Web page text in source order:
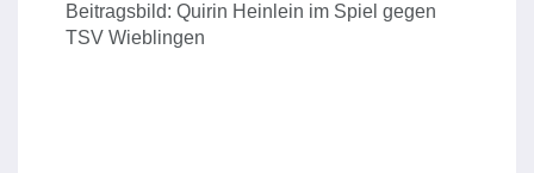
Beitragsbild: Quirin Heinlein im Spiel gegen
TSV Wieblingen